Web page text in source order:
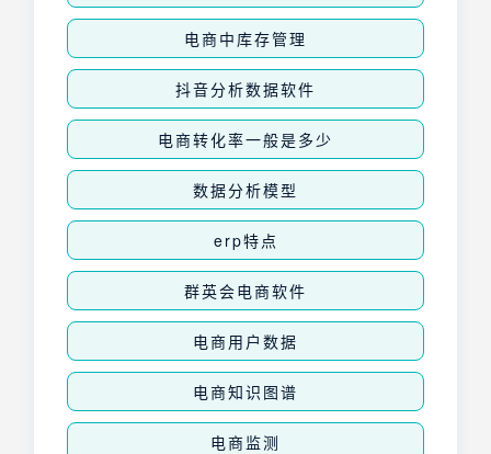
电商中库存管理
抖音分析数据软件
电商转化率一般是多少
数据分析模型
erp特点
群英会电商软件
电商用户数据
电商知识图谱
电商监测